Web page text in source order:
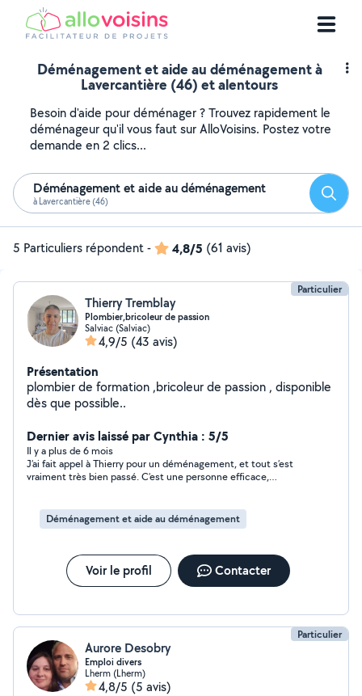
Déménagement et aide au déménagement à
Lavercantière (46) et alentours
Besoin d'aide pour déménager ? Trouvez rapidement le
déménageur qu'il vous faut sur AlloVoisins. Postez votre
demande en 2 clics...
Déménagement et aide au déménagement
à Lavercantière (46)
5 Particuliers répondent- 4,8/5 (61 avis)
Particulier
Thierry Tremblay
Plombier,bricoleur de passion
Salviac (Salviac)
4,9/5 (43 avis)
Présentation
plombier de formation ,bricoleur de passion , disponible
dès que possible..
Dernier avis laissé par Cynthia : 5/5
Il y a plus de 6 mois
J’ai fait appel à Thierry pour un déménagement, et tout s’est
vraiment très bien passé. C’est une personne efficace,
bonne humeur. Je recommande vivement ses services ! Merci
encore pour votre professionnalisme.
Déménagement et aide au déménagement
Voir le profil Contacter
Particulier
Aurore Desobry
Emploi divers
Lherm (Lherm)
4,8/5 (5 avis)